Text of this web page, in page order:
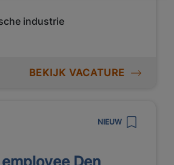
industrie
BEKIJK VACATURE
NIEUW